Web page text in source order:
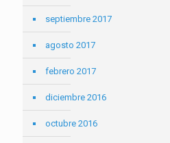
septiembre 2017
agosto 2017
febrero 2017
diciembre 2016
octubre 2016